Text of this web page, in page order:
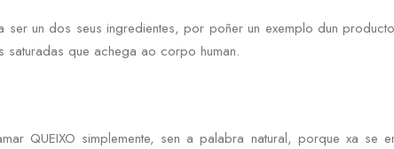
ser un dos seus ingredientes, por poñer un exemplo dun
que achega ao corpo human.
QUEIXO simplemente, sen a palabra natural, porque xa se